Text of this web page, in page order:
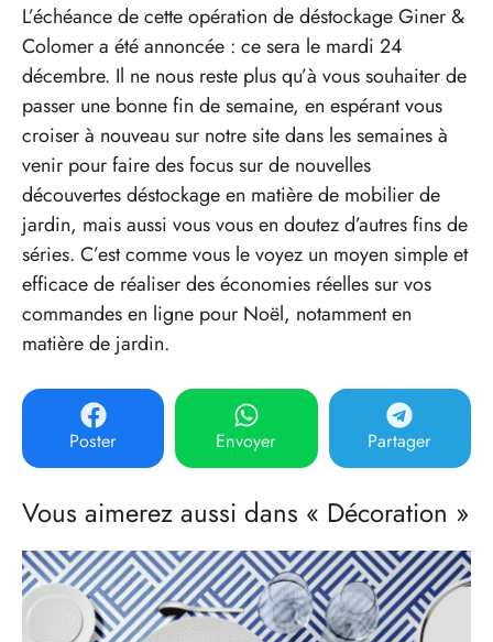
L’échéance de cette opération de déstockage Giner &
Colomer a été annoncée : ce sera le mardi 24
décembre. Il ne nous reste plus qu’à vous souhaiter de
passer une bonne fin de semaine, en espérant vous
croiser à nouveau sur notre site dans les semaines à
venir pour faire des focus sur de nouvelles
découvertes déstockage en matière de mobilier de
jardin, mais aussi vous vous en doutez d’autres fins de
séries. C’est comme vous le voyez un moyen simple et
efficace de réaliser des économies réelles sur vos
commandes en ligne pour Noël, notamment en
matière de jardin.
Poster Envoyer Partager
Vous aimerez aussi dans « Décoration »